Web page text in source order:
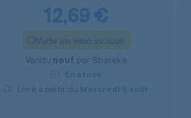
12,69 €
Aide en visio incluse
Vendu neuf par Spareka
En stock
Livré à partir du Mercredi 5 août